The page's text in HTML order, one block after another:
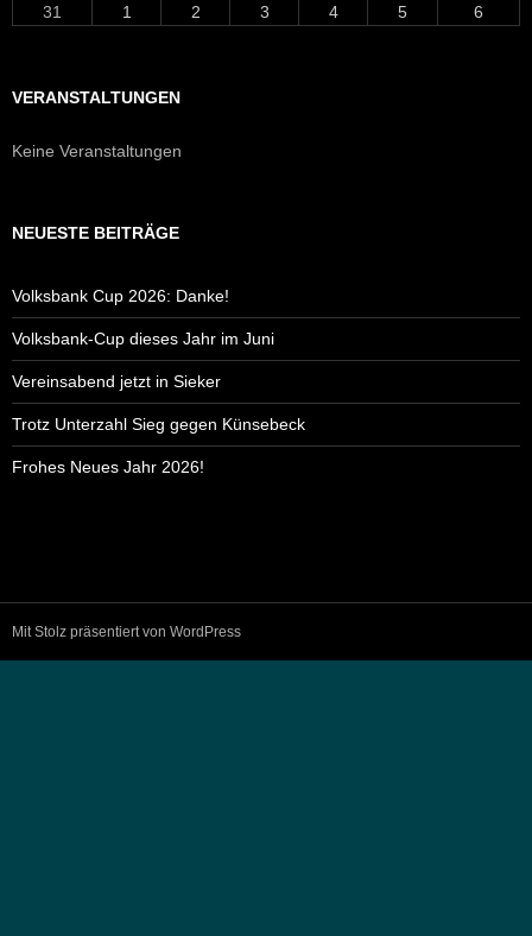
31
1 2 3 4 5 6
VERANSTALTUNGEN
Keine Veranstaltungen
NEUESTE BEITRÄGE
Volksbank Cup 2026: Danke!
Volksbank-Cup dieses Jahr im Juni
Vereinsabend jetzt in Sieker
Trotz Unterzahl Sieg gegen Künsebeck
Frohes Neues Jahr 2026!
Mit Stolz präsentiert von WordPress